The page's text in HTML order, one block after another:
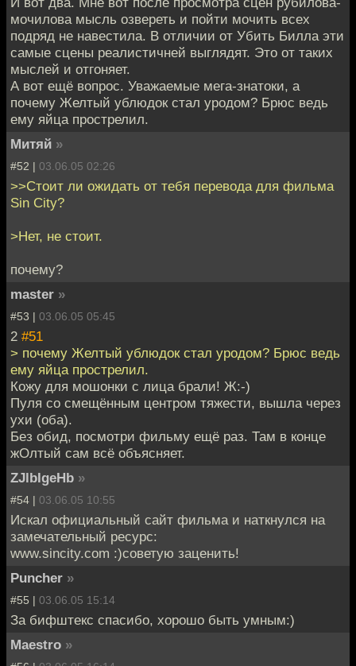
мочилова мысль озвереть и пойти мочить всех
подряд не навестила. В отличии от Убить Билла эти
самые сцены реалистичней выглядят. Это от таких
мыслей и отгоняет.
А вот ещё вопрос. Уважаемые мега-знатоки, а
почему Желтый ублюдок стал уродом? Брюс ведь
ему яйца прострелил.
Митяй »
#52 | 03.06.05 02:26
>>Стоит ли ожидать от тебя перевода для фильма
Sin City?
>Нет, не стоит.
почему?
master »
#53 | 03.06.05 05:45
2 #51
> почему Желтый ублюдок стал уродом? Брюс ведь
ему яйца прострелил.
Кожу для мошонки с лица брали! Ж:-)
Пуля со смещённым центром тяжести, вышла через
ухи (оба).
Без обид, посмотри фильму ещё раз. Там в конце
жОлтый сам всё объясняет.
ZJlbIgeHb »
#54 | 03.06.05 10:55
Искал официальный сайт фильма и наткнулся на
замечательный ресурс:
www.sincity.com :)советую заценить!
Puncher »
#55 | 03.06.05 15:14
За бифштекс спасибо, хорошо быть умным:)
Maestro »